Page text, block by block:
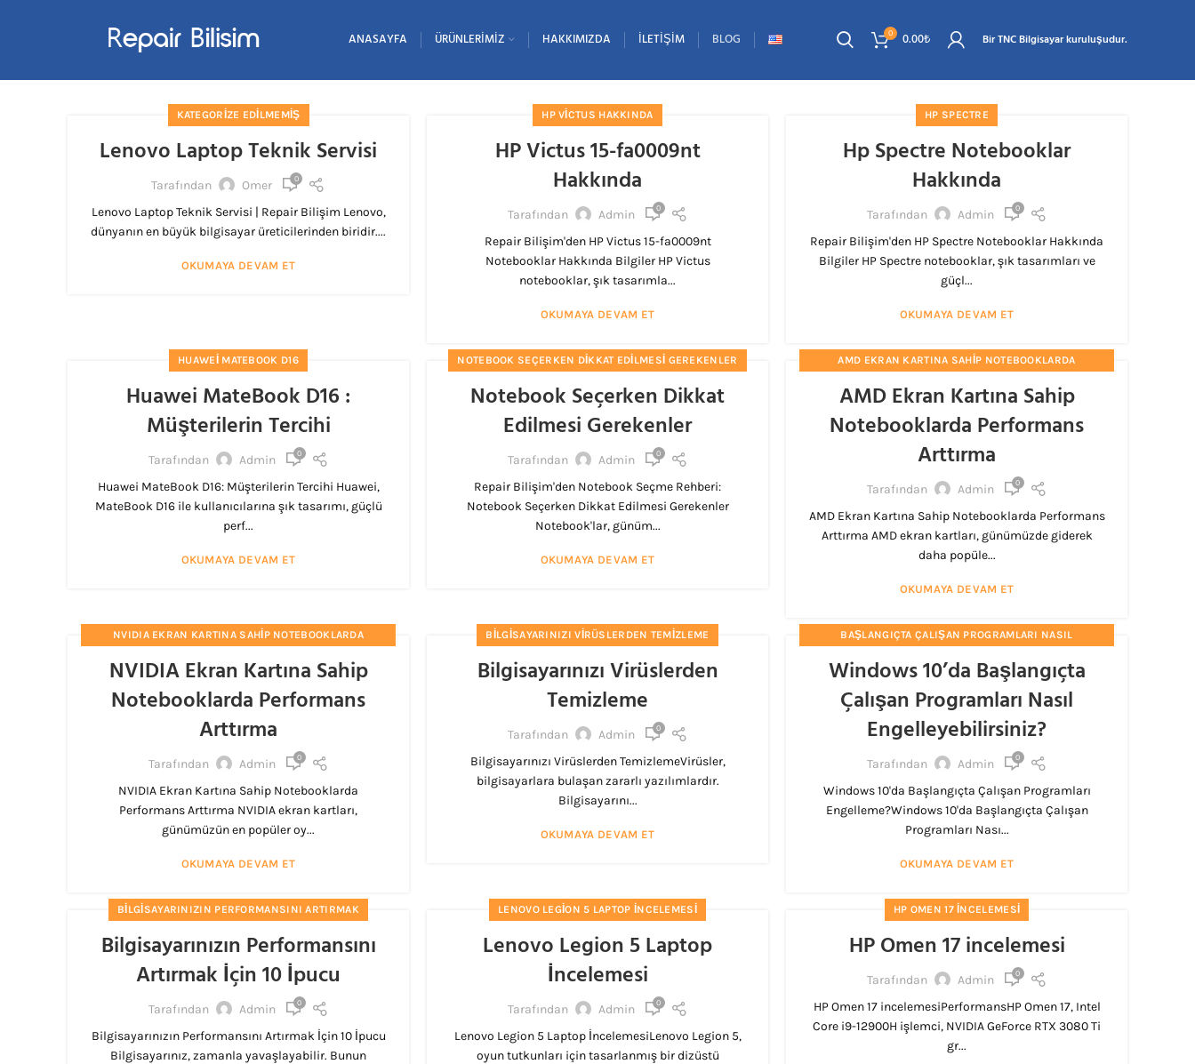
ANASAYFA ÜRÜNLERIMIZ HAKKIMIZDA İLETIŞIM BLOG 0 0.00₺ Bir TNC Bilgisayar kuruluşudur.
KATEGORIZE EDILMEMIŞ
Lenovo Laptop Teknik Servisi
Tarafından Omer 0
Lenovo Laptop Teknik Servisi | Repair Bilişim Lenovo,
dünyanın en büyük bilgisayar üreticilerinden biridir....
OKUMAYA DEVAM ET
HP VICTUS HAKKINDA
HP Victus 15-fa0009nt
Hakkında
Tarafından Admin 0
Repair Bilişim'den HP Victus 15-fa0009nt
Notebooklar Hakkında Bilgiler HP Victus
notebooklar, şık tasarımla...
OKUMAYA DEVAM ET
HP SPECTRE
Hp Spectre Notebooklar
Hakkında
Tarafından Admin 0
Repair Bilişim'den HP Spectre Notebooklar Hakkında
Bilgiler HP Spectre notebooklar, şık tasarımları ve
güçl...
OKUMAYA DEVAM ET
HUAWEI MATEBOOK D16
Huawei MateBook D16 :
Müşterilerin Tercihi
Tarafından Admin 0
Huawei MateBook D16: Müşterilerin Tercihi Huawei,
MateBook D16 ile kullanıcılarına şık tasarımı, güçlü
perf...
OKUMAYA DEVAM ET
NOTEBOOK SEÇERKEN DIKKAT EDILMESI GEREKENLER
Notebook Seçerken Dikkat
Edilmesi Gerekenler
Tarafından Admin 0
Repair Bilişim'den Notebook Seçme Rehberi:
Notebook Seçerken Dikkat Edilmesi Gerekenler
Notebook'lar, günüm...
OKUMAYA DEVAM ET
AMD EKRAN KARTINA SAHIP NOTEBOOKLARDA
AMD Ekran Kartına Sahip
Notebooklarda Performans
Arttırma
Tarafından Admin 0
AMD Ekran Kartına Sahip Notebooklarda Performans
Arttırma AMD ekran kartları, günümüzde giderek
daha popüle...
OKUMAYA DEVAM ET
NVIDIA EKRAN KARTINA SAHIP NOTEBOOKLARDA
NVIDIA Ekran Kartına Sahip
Notebooklarda Performans
Arttırma
Tarafından Admin 0
NVIDIA Ekran Kartına Sahip Notebooklarda
Performans Arttırma NVIDIA ekran kartları,
günümüzün en popüler oy...
OKUMAYA DEVAM ET
BILGISAYARINIZI VIRÜSLERDEN TEMIZLEME
Bilgisayarınızı Virüslerden
Temizleme
Tarafından Admin 0
Bilgisayarınızı Virüslerden TemizlemeVirüsler,
bilgisayarlara bulaşan zararlı yazılımlardır.
Bilgisayarını...
OKUMAYA DEVAM ET
BAŞLANGIÇTA ÇALIŞAN PROGRAMLARI NASIL
Windows 10’da Başlangıçta
Çalışan Programları Nasıl
Engelleyebilirsiniz?
Tarafından Admin 0
Windows 10'da Başlangıçta Çalışan Programları
Engelleme?Windows 10'da Başlangıçta Çalışan
Programları Nası...
OKUMAYA DEVAM ET
BILGISAYARINIZIN PERFORMANSINI ARTIRMAK
Bilgisayarınızın Performansını
Artırmak İçin 10 İpucu
Tarafından Admin 0
Bilgisayarınızın Performansını Artırmak İçin 10 İpucu
Bilgisayarınız, zamanla yavaşlayabilir. Bunun
LENOVO LEGION 5 LAPTOP İNCELEMESI
Lenovo Legion 5 Laptop
İncelemesi
Tarafından Admin 0
Lenovo Legion 5 Laptop İncelemesiLenovo Legion 5,
oyun tutkunları için tasarlanmış bir dizüstü
HP OMEN 17 INCELEMESI
HP Omen 17 incelemesi
Tarafından Admin 0
HP Omen 17 incelemesiPerformansHP Omen 17, Intel
Core i9-12900H işlemci, NVIDIA GeForce RTX 3080 Ti
gr...